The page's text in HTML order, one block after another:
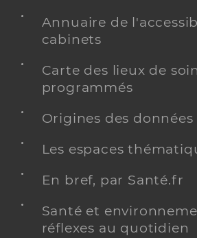
Annuaire de
cabinets
Carte des lieux de
programmés
Origines des
Les espaces
En bref, par Santé.fr
Santé et
réflexes au quotidien